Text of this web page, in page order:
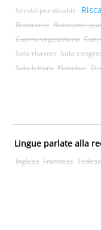
Servizi per disabili
Ristorante Ristorante
Cucina vegetariana
Sala riunioni Sala
Sala lettura Pianobar
Lingue parlate alla
Inglese Francese